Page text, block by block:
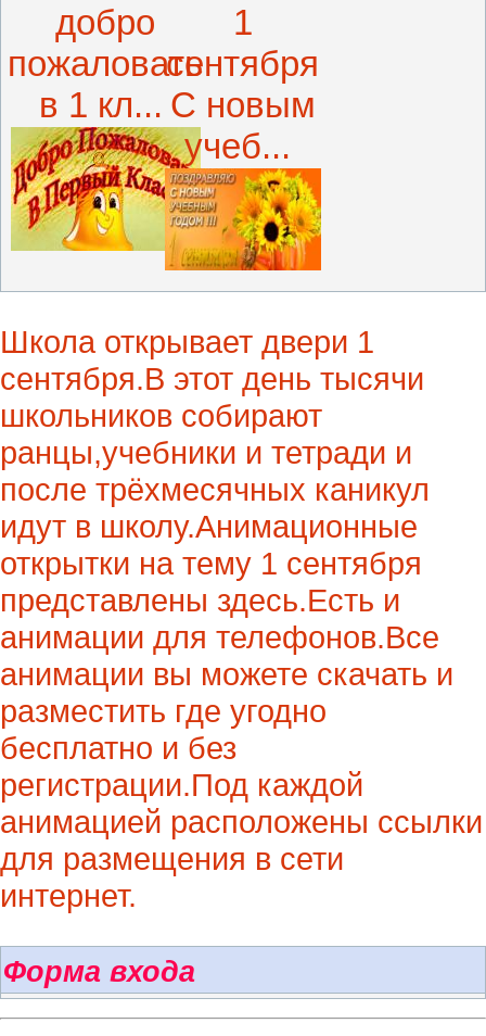
добро
пожаловать
в 1 кл...
1
сентября
С новым
учеб...
Школа открывает двери 1
сентября.В этот день тысячи
школьников собирают
ранцы,учебники и тетради и
после трёхмесячных каникул
идут в школу.Анимационные
открытки на тему 1 сентября
представлены здесь.Есть и
анимации для телефонов.Все
анимации вы можете скачать и
разместить где угодно
бесплатно и без
регистрации.Под каждой
анимацией расположены ссылки
для размещения в сети
интернет.
Форма входа